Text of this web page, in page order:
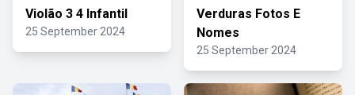
Violão 3 4 Infantil
25 September 2024
Verduras Fotos E
Nomes
25 September 2024